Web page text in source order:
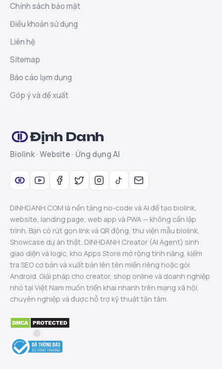
Chính sách bảo mật
Điều khoản sử dụng
Liên hệ
Sitemap
Báo cáo lạm dụng
Góp ý và đề xuất
Định Danh
Biolink · Website · Ứng dụng AI
DINHDANH.COM là nền tảng no-code và AI để tạo biolink,
website, landing page, web app và PWA — không cần lập
trình. Bạn có rút gọn link và QR động, thư viện mẫu biolink,
Showcase dự án thật, DINHDANH Creator (AI Agent) sinh
giao diện và logic, kho Apps Store mở rộng tính năng, kiểm
tra SEO cơ bản và xuất bản lên tên miền riêng hoặc gói
Android. Giải pháp cho creator, shop online và doanh nghiệp
nhỏ tại Việt Nam muốn triển khai nhanh trên mạng xã hội,
chuyên nghiệp và được hỗ trợ kỹ thuật tận tâm.